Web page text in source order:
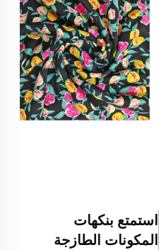
استمتع بنكهات
المكونات الطازجة